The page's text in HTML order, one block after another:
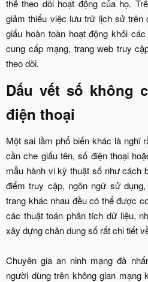
thể theo dõi hoạt động của họ.
giảm thiểu việc lưu trữ lịch sử trên
giấu hoàn toàn hoạt động khỏi
cung cấp mạng, trang web truy
theo dõi.​
Dấu vết số không
điện thoại​
Một sai lầm phổ biến khác là nghĩ
cần che giấu tên, số điện thoại
mẫu hành vi kỹ thuật số như cách
điểm truy cập, ngôn ngữ sử
trang khác nhau đều có thể được
các thuật toán phân tích dữ liệu,
xây dựng chân dung số rất chi tiết
Chuyên gia an ninh mạng đã
người dùng trên không gian